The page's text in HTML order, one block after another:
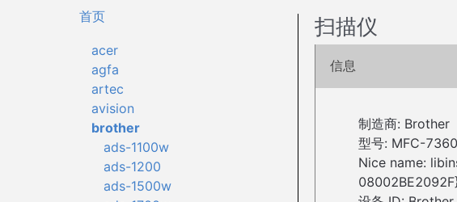
首页
acer
agfa
artec
avision
brother
ads-1100w
ads-1200
ads-1500w
扫描仪
信息
制造商: Brother
型号: MFC-
Nice name: